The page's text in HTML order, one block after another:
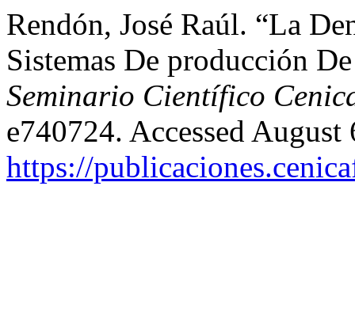
Rendón, José Raúl. “La
Sistemas De producción
Seminario Científico
e740724. Accessed August
https://